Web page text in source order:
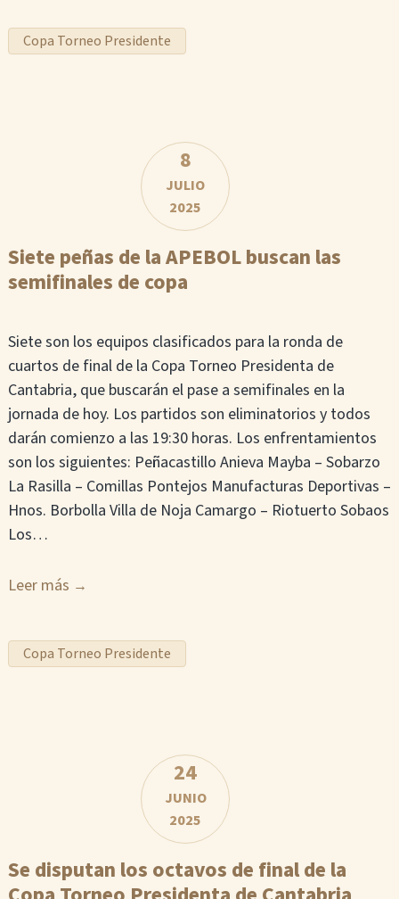
Copa Torneo Presidente
8
JULIO
2025
Siete peñas de la APEBOL buscan las
semifinales de copa
Siete son los equipos clasificados para la ronda de
cuartos de final de la Copa Torneo Presidenta de
Cantabria, que buscarán el pase a semifinales en la
jornada de hoy. Los partidos son eliminatorios y todos
darán comienzo a las 19:30 horas. Los enfrentamientos
son los siguientes: Peñacastillo Anieva Mayba – Sobarzo
La Rasilla – Comillas Pontejos Manufacturas Deportivas –
Hnos. Borbolla Villa de Noja Camargo – Riotuerto Sobaos
Los…
Leer más
Copa Torneo Presidente
24
JUNIO
2025
Se disputan los octavos de final de la